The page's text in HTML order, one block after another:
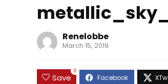
Renelobbe
March 15, 2019
Save
0